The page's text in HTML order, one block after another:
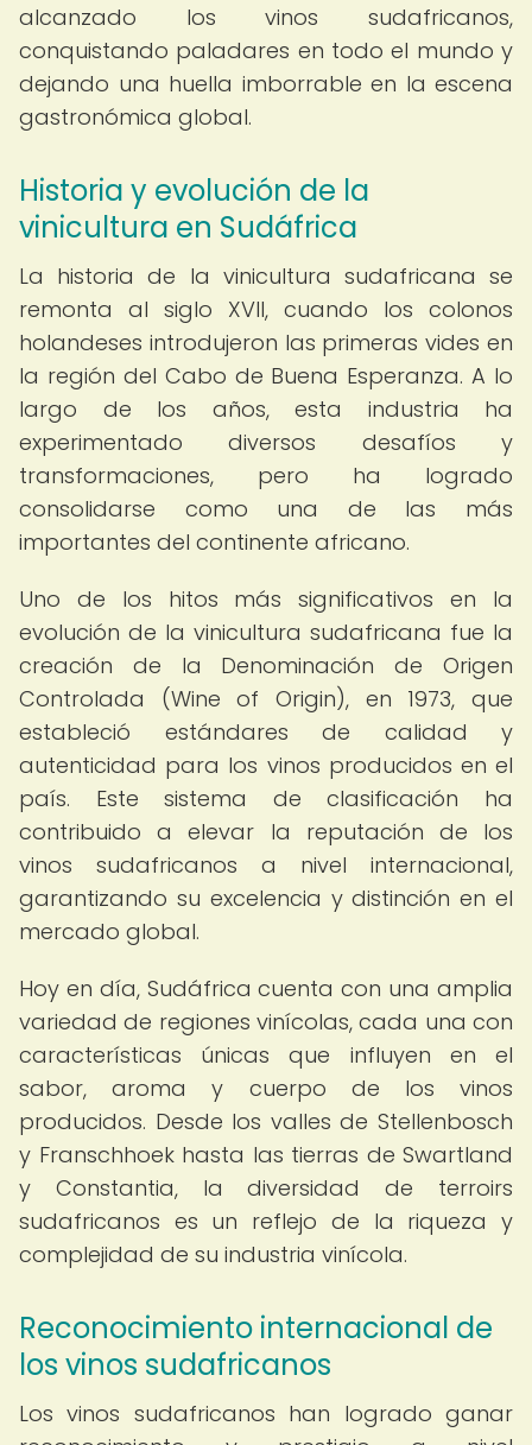
alcanzado los vinos sudafricanos,
conquistando paladares en todo el mundo y
dejando una huella imborrable en la escena
gastronómica global.
Historia y evolución de la
vinicultura en Sudáfrica
La historia de la vinicultura sudafricana se
remonta al siglo XVII, cuando los colonos
holandeses introdujeron las primeras vides en
la región del Cabo de Buena Esperanza. A lo
largo de los años, esta industria ha
experimentado diversos desafíos y
transformaciones, pero ha logrado
consolidarse como una de las más
importantes del continente africano.
Uno de los hitos más significativos en la
evolución de la vinicultura sudafricana fue la
creación de la Denominación de Origen
Controlada (Wine of Origin), en 1973, que
estableció estándares de calidad y
autenticidad para los vinos producidos en el
país. Este sistema de clasificación ha
contribuido a elevar la reputación de los
vinos sudafricanos a nivel internacional,
garantizando su excelencia y distinción en el
mercado global.
Hoy en día, Sudáfrica cuenta con una amplia
variedad de regiones vinícolas, cada una con
características únicas que influyen en el
sabor, aroma y cuerpo de los vinos
producidos. Desde los valles de Stellenbosch
y Franschhoek hasta las tierras de Swartland
y Constantia, la diversidad de terroirs
sudafricanos es un reflejo de la riqueza y
complejidad de su industria vinícola.
Reconocimiento internacional de
los vinos sudafricanos
Los vinos sudafricanos han logrado ganar